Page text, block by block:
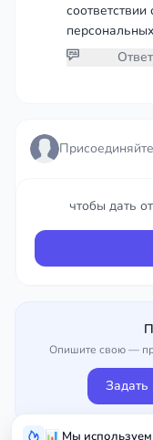
📊 Мы
чтобы дать
Опишите свою —
Задать